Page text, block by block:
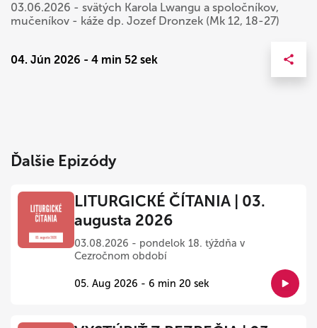
03.06.2026 - svätých Karola Lwangu a spoločníkov,
mučeníkov - káže dp. Jozef Dronzek (Mk 12, 18-27)
04. Jún 2026 - 4 min 52 sek
Ďalšie Epizódy
LITURGICKÉ ČÍTANIA | 03.
augusta 2026
03.08.2026 - pondelok 18. týždňa v
Cezročnom období
05. Aug 2026 - 6 min 20 sek